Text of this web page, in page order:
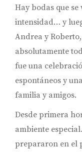
Hay bodas que
intensidad… y
Andrea y
absolutamente
fue una
espontáneos y
familia y amigos.
Desde primera
ambiente
prepararon en el